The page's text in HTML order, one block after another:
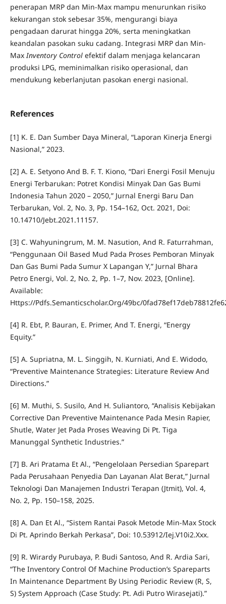
penerapan MRP dan Min-Max mampu menurunkan risiko
kekurangan stok sebesar 35%, mengurangi biaya
pengadaan darurat hingga 20%, serta meningkatkan
keandalan pasokan suku cadang. Integrasi MRP dan Min-
Max Inventory Controlefektif dalam menjaga kelancaran
produksi LPG, meminimalkan risiko operasional, dan
mendukung keberlanjutan pasokan energi nasional.
References
[1] K. E. Dan Sumber Daya Mineral, “Laporan Kinerja Energi
Nasional,” 2023.
[2] A. E. Setyono And B. F. T. Kiono, “Dari Energi Fosil Menuju
Energi Terbarukan: Potret Kondisi Minyak Dan Gas Bumi
Indonesia Tahun 2020 – 2050,” Jurnal Energi Baru Dan
Terbarukan, Vol. 2, No. 3, Pp. 154–162, Oct. 2021, Doi:
10.14710/Jebt.2021.11157.
[3] C. Wahyuningrum, M. M. Nasution, And R. Faturrahman,
“Penggunaan Oil Based Mud Pada Proses Pemboran Minyak
Dan Gas Bumi Pada Sumur X Lapangan Y,” Jurnal Bhara
Petro Energi, Vol. 2, No. 2, Pp. 1–7, Nov. 2023, [Online].
Available:
Https://Pdfs.Semanticscholar.Org/49bc/
[4] R. Ebt, P. Bauran, E. Primer, And T. Energi, “Energy
Equity.”
[5] A. Supriatna, M. L. Singgih, N. Kurniati, And E. Widodo,
“Preventive Maintenance Strategies: Literature Review And
Directions.”
[6] M. Muthi, S. Susilo, And H. Suliantoro, “Analisis Kebijakan
Corrective Dan Preventive Maintenance Pada Mesin Rapier,
Shutle, Water Jet Pada Proses Weaving Di Pt. Tiga
Manunggal Synthetic Industries.”
[7] B. Ari Pratama Et Al., “Pengelolaan Persedian Sparepart
Pada Perusahaan Penyedia Dan Layanan Alat Berat,” Jurnal
Teknologi Dan Manajemen Industri Terapan (Jtmit), Vol. 4,
No. 2, Pp. 150–158, 2025.
[8] A. Dan Et Al., “Sistem Rantai Pasok Metode Min-Max Stock
Di Pt. Aprindo Berkah Perkasa”, Doi: 10.53912/Iej.V10i2.Xxx.
[9] R. Wirardy Purubaya, P. Budi Santoso, And R. Ardia Sari,
“The Inventory Control Of Machine Production’s Spareparts
In Maintenance Department By Using Periodic Review (R, S,
S) System Approach (Case Study: Pt. Adi Putro Wirasejati).”